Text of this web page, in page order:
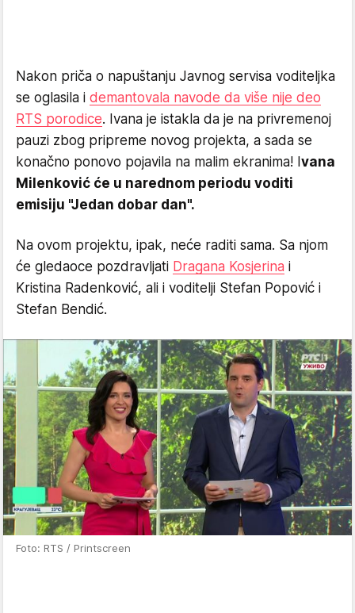
Nakon priča o napuštanju Javnog servisa voditeljka
se oglasila i demantovala navode da više nije deo
RTS porodice. Ivana je istakla da je na privremenoj
pauzi zbog pripreme novog projekta, a sada se
konačno ponovo pojavila na malim ekranima! Ivana
Milenković će u narednom periodu voditi
emisiju "Jedan dobar dan".
Na ovom projektu, ipak, neće raditi sama. Sa njom
će gledaoce pozdravljati Dragana Kosjerina i
Kristina Radenković, ali i voditelji Stefan Popović i
Stefan Bendić.
Foto: RTS / Printscreen